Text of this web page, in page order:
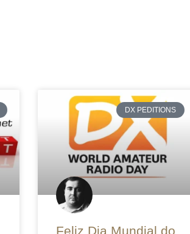
DX PEDITIONS
Feliz Dia Mundial do